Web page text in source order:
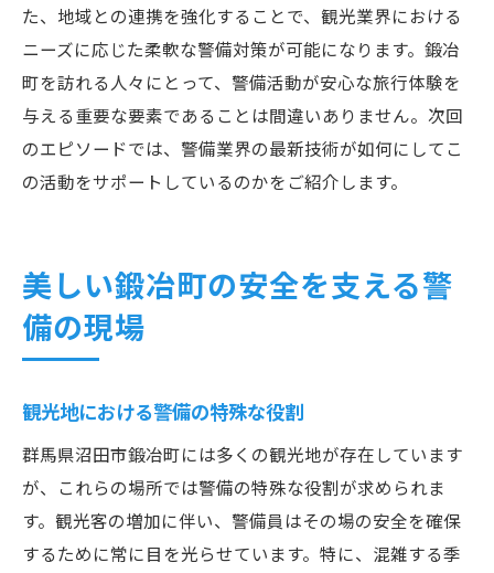
た、地域との連携を強化することで、観光業界における
ニーズに応じた柔軟な警備対策が可能になります。鍛冶
町を訪れる人々にとって、警備活動が安心な旅行体験を
与える重要な要素であることは間違いありません。次回
のエピソードでは、警備業界の最新技術が如何にしてこ
の活動をサポートしているのかをご紹介します。
美しい鍛冶町の安全を支える警
備の現場
観光地における警備の特殊な役割
群馬県沼田市鍛冶町には多くの観光地が存在しています
が、これらの場所では警備の特殊な役割が求められま
す。観光客の増加に伴い、警備員はその場の安全を確保
するために常に目を光らせています。特に、混雑する季